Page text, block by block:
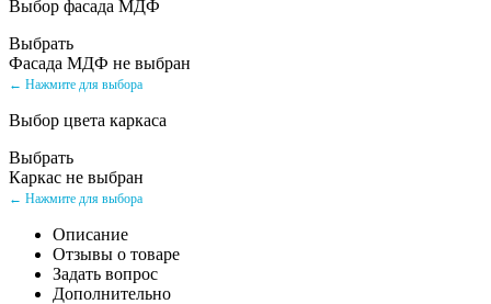
Выбор фасада МДФ
Выбрать
Фасада МДФ не выбран
← Нажмите для выбора
Выбор цвета каркаса
Выбрать
Каркас не выбран
← Нажмите для выбора
Описание
Отзывы о товаре
Задать вопрос
Дополнительно